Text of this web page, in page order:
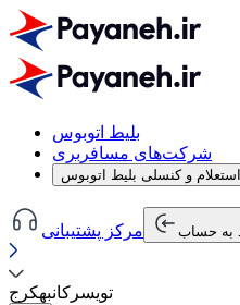
بلیط اتوبوس
شرکت‌های مسافربری
استعلام و کنسلی بلیط اتوبوس
مرکز پشتیبانی به حساب
تویسرکانبهکرج